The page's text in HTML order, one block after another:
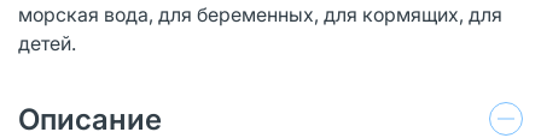
морская вода, для беременных, для кормящих, для
детей.
Описание